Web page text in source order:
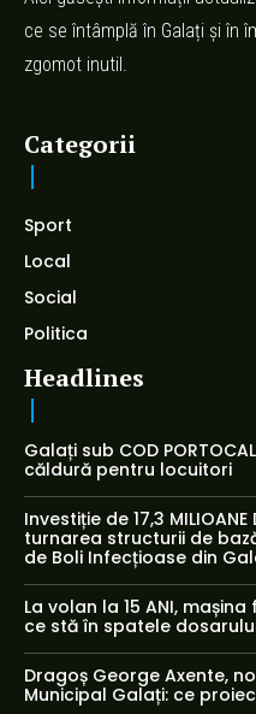
ce se întâmplă în Galați și în
zgomot inutil.
Categorii
Sport
Local
Social
Politica
Headlines
Galați sub COD
căldură pentru locuitori
Investiție de 17,3
turnarea structurii de
de Boli Infecțioase din
La volan la 15 ANI,
ce stă în spatele
Dragoș George Axente,
Municipal Galați: ce